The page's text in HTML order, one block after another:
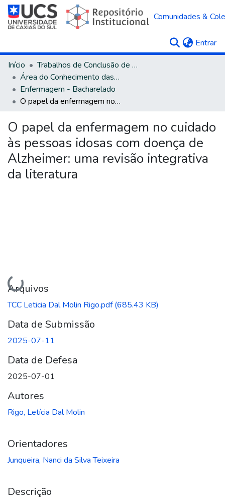
Comunidades &
Entrar
Início
Trabalhos de Conclusão de Curso
Área do Conhecimento das Ciências da Saúde
Enfermagem - Bacharelado
O papel da enfermagem no cuidado às pessoas idosas com doença de Alzheimer: uma revisão integrativa da literatura
O papel da enfermagem no cuidado
às pessoas idosas com doença de
Alzheimer: uma revisão integrativa
da literatura
Carregando...
Arquivos
TCC Leticia Dal Molin Rigo.pdf(685.43 KB)
Data de Submissão
2025-07-11
Data de Defesa
2025-07-01
Autores
Rigo, Letícia Dal Molin
Orientadores
Junqueira, Nanci da Silva Teixeira
Descrição